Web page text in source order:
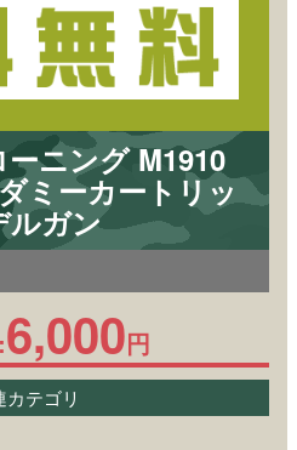
ニング M1910
ミーカートリッ
ガン
6,000円
カテゴリ